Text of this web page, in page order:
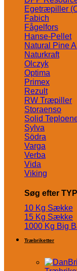
Egetræpiller
Fabich
Fågelfors
Hanse-Pellet
Natural Pine
Naturkraft
Olczyk
Optima
Primex
Rezult
RW Træpiller
Storaenso
Solid
Sylva
Södra
Varga
Verba
Vida
Viking
Søg efter
10 Kg Sække
15 Kg Sække
1000 Kg Big
Træbriketter